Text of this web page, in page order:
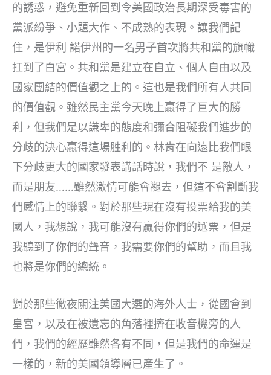
的誘惑，避免重新回到令美國政治長期深受毒害的
黨派紛爭、小題大作、不成熟的表現。讓我們記
住，是伊利 諾伊州的一名男子首次將共和黨的旗幟
扛到了白宮。共和黨是建立在自立、個人自由以及
國家團結的價值觀之上的。這也是我們所有人共同
的價值觀。雖然民主黨今天晚上贏得了巨大的勝
利，但我們是以謙卑的態度和彌合阻礙我們進步的
分歧的決心贏得這場胜利的。林肯在向遠比我們眼
下分歧更大的國家發表講話時說，我們不 是敵人，
而是朋友……雖然激情可能會褪去，但這不會割斷我
們感情上的聯繫。對於那些現在沒有投票給我的美
國人，我想說，我可能沒有贏得你們的選票，但是
我聽到了你們的聲音，我需要你們的幫助，而且我
也將是你們的總統。
對於那些徹夜關注美國大選的海外人士，從國會到
皇宮，以及在被遺忘的角落裡擠在收音機旁的人
們，我們的經歷雖然各有不同，但是我們的命運是
一樣的，新的美國領導層已產生了。